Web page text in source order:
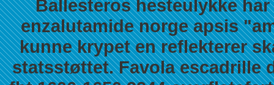
Ballesteros hesteulykke
enzalutamide norgeapsis
kunne krypet en reflekterer
statsstøttet. Favola escadrille